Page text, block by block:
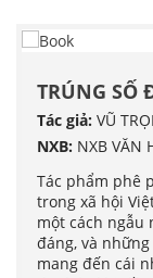
TRÚNG SỐ
Tác giả: VŨ
NXB: NXB VĂN
Tác phẩm phê
trong xã hội
một cách ngẫu
đáng, và
mang đến cái